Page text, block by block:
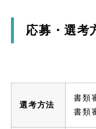
応募・選考
選考方法
書類
書類